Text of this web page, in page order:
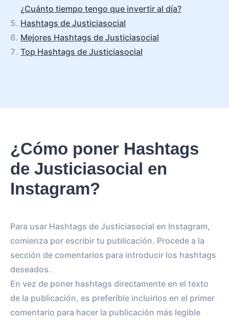
¿Cuánto tiempo tengo que invertir al día?
Hashtags de Justiciasocial
Mejores Hashtags de Justiciasocial
Top Hashtags de Justiciasocial
¿Cómo poner Hashtags
de Justiciasocial en
Instagram?
Para usar Hashtags de Justiciasocial en Instagram,
comienza por escribir tu publicación. Procede a la
sección de comentarios para introducir los hashtags
deseados.
En vez de poner hashtags directamente en el texto
de la publicación, es preferible incluirlos en el primer
comentario para hacer la publicación más legible